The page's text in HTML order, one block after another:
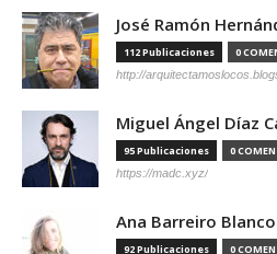
José Ramón
112 Publicaciones 0
http://
Miguel Ángel Díaz
95 Publicaciones 0
https://madc.xyz/
Ana Barreiro Blanco
92 Publicaciones 0